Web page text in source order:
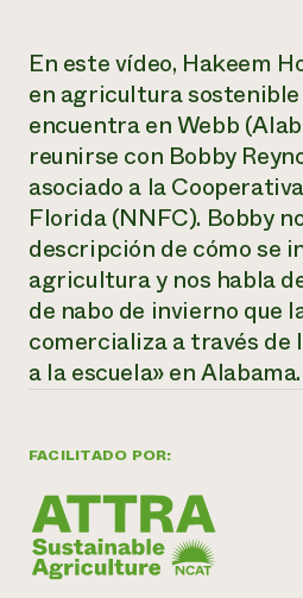
FACILITADO POR:
En este vídeo, Hakeem
en agricultura sostenible
encuentra en Webb
reunirse con Bobby
asociado a la
Florida (NNFC). Bobby
descripción de cómo se
agricultura y nos habla
de nabo de invierno que
comercializa a través de
a la escuela» en Alabama.